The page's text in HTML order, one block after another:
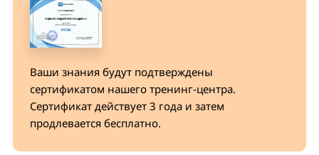
Стоимость интерфейса и его типа (broadcast,
NBMA, etc.)
SFP алгоритм
OSPF и мультикаст (проблемы с NBMA)
Stub, NSSA и area ranges (суммаризация
маршрутов)
Ваши знания будут подтверждены
сертификатом нашего тренинг-центра.
Cертификат действует 3 года и затем
продлевается бесплатно.